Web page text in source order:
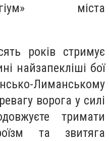
міста
років стримує
найзапекліші бої
Лиманському
ворога у силі
тримати
та звитяга